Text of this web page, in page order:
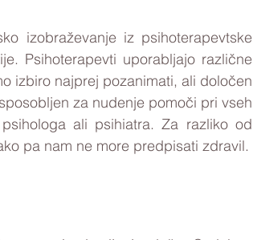
izobraževanje iz psihoterapevtske
Psihoterapevti uporabljajo različne
izbiro najprej pozanimati, ali določen
za nudenje pomoči pri vseh
ali psihiatra. Za razliko od